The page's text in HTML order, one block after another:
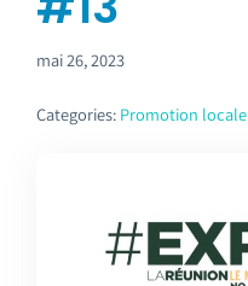
mai 26, 2023
Categories: Promotion locale